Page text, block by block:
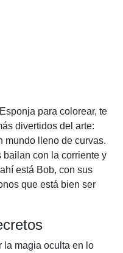
para colorear, te
divertidos del arte:
mundo lleno de curvas.
con la corriente y
está Bob, con sus
que está bien ser
la magia oculta en lo